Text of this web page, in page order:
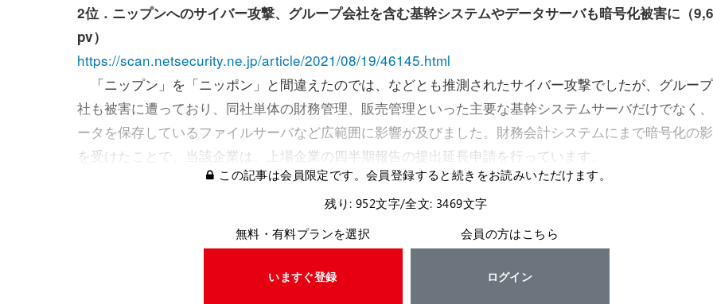
2位．ニップンへのサイバー攻撃、グループ会社を含む基幹システムやデータサーバも暗号化被害に（
pv）
https://scan.netsecurity.ne.jp/article/2021/08/19/46145.html
「ニップン」を「ニッポン」と間違えたのでは、などとも推測されたサイバー攻撃でしたが、グルー
社も被害に遭っており、同社単体の財務管理、販売管理といった主要な基幹システムサーバだけでなく
ータを保存しているファイルサーバなど広範囲に影響が及びました。財務会計システムにまで暗号化の
を受けたことで、当該企業は、上場企業の四半期報告の提出延長申請を行っています。
この記事は会員限定です。会員登録すると続きをお読みいただけます。
残り: 952文字/全文: 3469文字
無料・有料プランを選択
いますぐ登録
会員の方はこちら
ログイン